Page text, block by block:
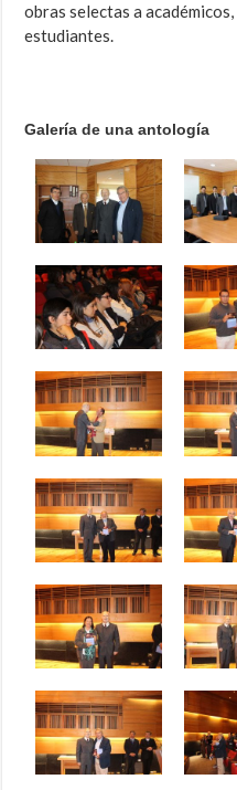
obras selectas a
estudiantes.
Galería de una antología